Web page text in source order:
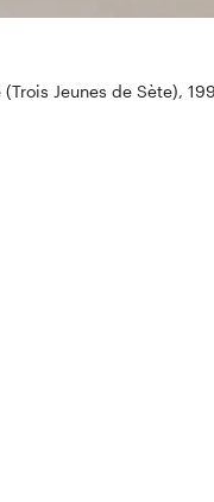
Jeunes de Sète),